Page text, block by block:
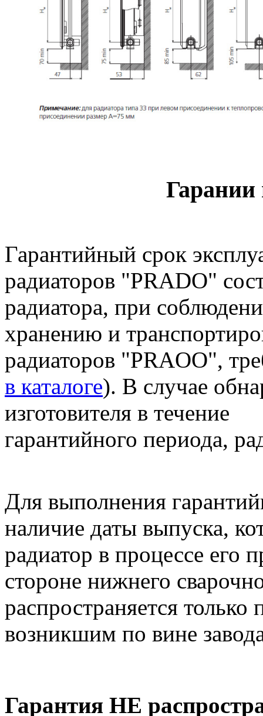
Гарании
Гарантийный срок
радиаторов "PRADO"
радиатора, при
хранению и
радиаторов "PRAOO",
в каталоге). В случае
изготовителя в течение
гарантийного периода,
Для выполнения
наличие даты выпуска,
радиатор в процессе его
стороне нижнего
распространяется
возникшим по вине
Гарантия НЕ